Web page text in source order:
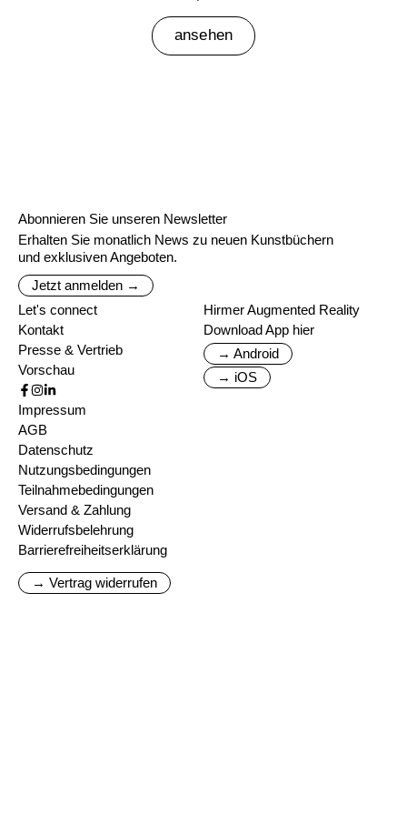
ansehen
Abonnieren Sie unseren Newsletter
Erhalten Sie monatlich News zu neuen Kunstbüchern
und exklusiven Angeboten.
Jetzt anmelden →
Let's connect
Kontakt
Presse & Vertrieb
Vorschau
Hirmer Augmented Reality
Download App hier
→ Android
→ iOS
Impressum
AGB
Datenschutz
Nutzungsbedingungen
Teilnahmebedingungen
Versand & Zahlung
Widerrufsbelehrung
Barrierefreiheitserklärung
→ Vertrag widerrufen